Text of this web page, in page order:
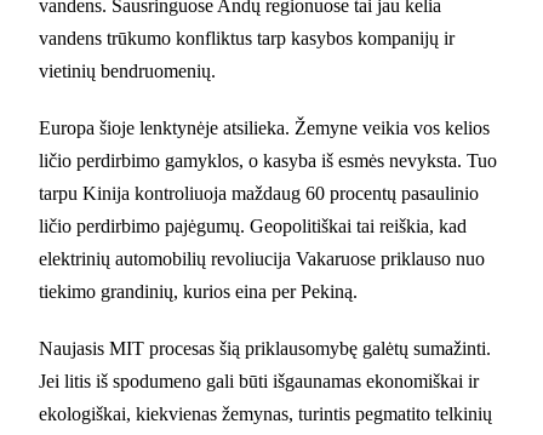
vandens. Sausringuose Andų regionuose tai jau kelia
vandens trūkumo konfliktus tarp kasybos kompanijų ir
vietinių bendruomenių.
Europa šioje lenktynėje atsilieka. Žemyne veikia vos kelios
ličio perdirbimo gamyklos, o kasyba iš esmės nevyksta. Tuo
tarpu Kinija kontroliuoja maždaug 60 procentų pasaulinio
ličio perdirbimo pajėgumų. Geopolitiškai tai reiškia, kad
elektrinių automobilių revoliucija Vakaruose priklauso nuo
tiekimo grandinių, kurios eina per Pekiną.
Naujasis MIT procesas šią priklausomybę galėtų sumažinti.
Jei litis iš spodumeno gali būti išgaunamas ekonomiškai ir
ekologiškai, kiekvienas žemynas, turintis pegmatito telkinių